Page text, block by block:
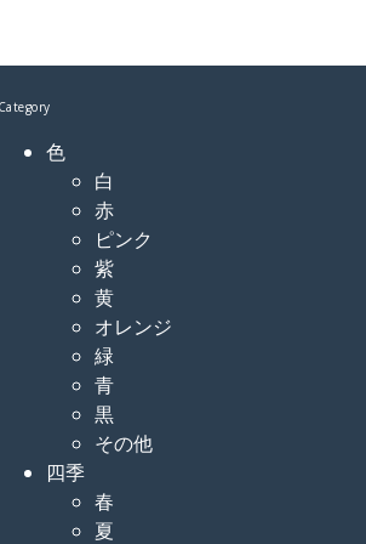
Category
色
白
赤
ピンク
紫
黄
オレンジ
緑
青
黒
その他
四季
春
夏